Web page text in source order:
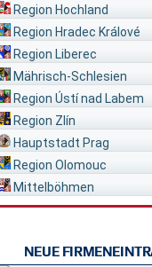
Region Hochland
Region Hradec Králové
Region Liberec
Mährisch-Schlesien
Region Ústí nad Labem
Region Zlín
Hauptstadt Prag
Region Olomouc
Mittelböhmen
NEUE